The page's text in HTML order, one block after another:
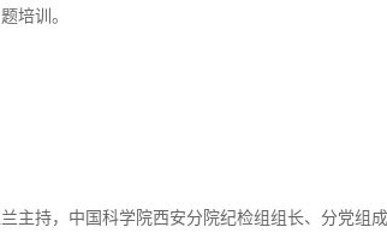
培训。
主持，中国科学院西安分院纪检组组长、分党组